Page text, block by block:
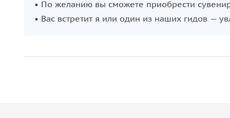
• По желанию вы сможете приобрести
• Вас встретит я или один из наших гидов —